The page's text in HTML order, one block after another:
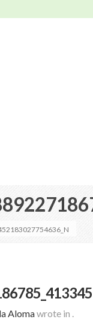
Alomawrote in .